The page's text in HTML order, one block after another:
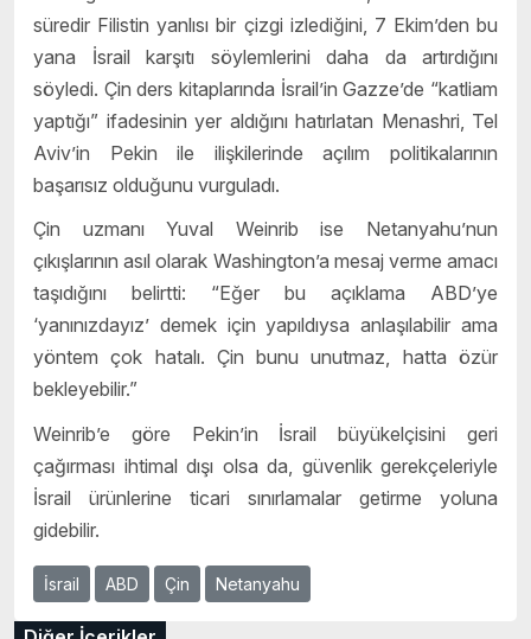
süredir Filistin yanlısı bir çizgi izlediğini, 7 Ekim’den bu
yana İsrail karşıtı söylemlerini daha da artırdığını
söyledi. Çin ders kitaplarında İsrail’in Gazze’de “katliam
yaptığı” ifadesinin yer aldığını hatırlatan Menashri, Tel
Aviv’in Pekin ile ilişkilerinde açılım politikalarının
başarısız olduğunu vurguladı.
Çin uzmanı Yuval Weinrib ise Netanyahu’nun
çıkışlarının asıl olarak Washington’a mesaj verme amacı
taşıdığını belirtti: “Eğer bu açıklama ABD’ye
‘yanınızdayız’ demek için yapıldıysa anlaşılabilir ama
yöntem çok hatalı. Çin bunu unutmaz, hatta özür
bekleyebilir.”
Weinrib’e göre Pekin’in İsrail büyükelçisini geri
çağırması ihtimal dışı olsa da, güvenlik gerekçeleriyle
İsrail ürünlerine ticari sınırlamalar getirme yoluna
gidebilir.
İsrail ABD Çin Netanyahu